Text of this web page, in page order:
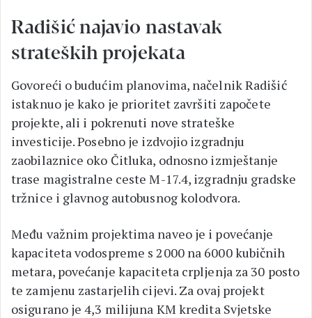
Radišić najavio nastavak
strateških projekata
Govoreći o budućim planovima, načelnik Radišić
istaknuo je kako je prioritet završiti započete
projekte, ali i pokrenuti nove strateške
investicije. Posebno je izdvojio izgradnju
zaobilaznice oko Čitluka, odnosno izmještanje
trase magistralne ceste M-17.4, izgradnju gradske
tržnice i glavnog autobusnog kolodvora.
Među važnim projektima naveo je i povećanje
kapaciteta vodospreme s 2000 na 6000 kubičnih
metara, povećanje kapaciteta crpljenja za 30 posto
te zamjenu zastarjelih cijevi. Za ovaj projekt
osigurano je 4,3 milijuna KM kredita Svjetske